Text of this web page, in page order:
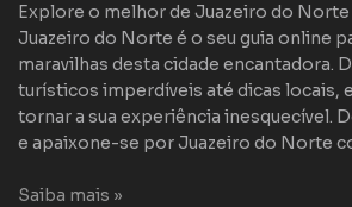
Explore o melhor de Juazeiro do
Juazeiro do Norte é o seu guia online
maravilhas desta cidade encantadora.
turísticos imperdíveis até dicas locais,
tornar a sua experiência inesquecível.
e apaixone-se por Juazeiro do Norte
Saiba mais »